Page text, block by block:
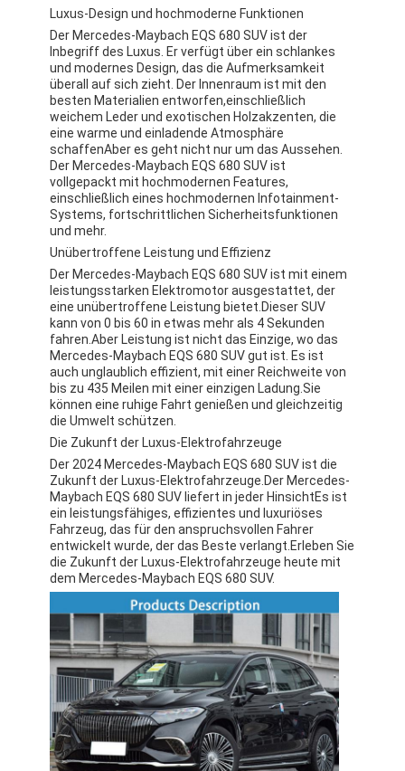
Zu Hause
Produkte
Videos
Luxus-Design und hochmoderne Funktionen
Der Mercedes-Maybach EQS 680 SUV ist der
Inbegriff des Luxus. Er verfügt über ein schlankes
und modernes Design, das die Aufmerksamkeit
überall auf sich zieht. Der Innenraum ist mit den
besten Materialien entworfen,einschließlich
weichem Leder und exotischen Holzakzenten, die
eine warme und einladende Atmosphäre
schaffenAber es geht nicht nur um das Aussehen.
Der Mercedes-Maybach EQS 680 SUV ist
vollgepackt mit hochmodernen Features,
einschließlich eines hochmodernen Infotainment-
Systems, fortschrittlichen Sicherheitsfunktionen
und mehr.
Unübertroffene Leistung und Effizienz
Der Mercedes-Maybach EQS 680 SUV ist mit einem
leistungsstarken Elektromotor ausgestattet, der
eine unübertroffene Leistung bietet.Dieser SUV
kann von 0 bis 60 in etwas mehr als 4 Sekunden
fahren.Aber Leistung ist nicht das Einzige, wo das
Mercedes-Maybach EQS 680 SUV gut ist. Es ist
auch unglaublich effizient, mit einer Reichweite von
bis zu 435 Meilen mit einer einzigen Ladung.Sie
können eine ruhige Fahrt genießen und gleichzeitig
die Umwelt schützen.
Die Zukunft der Luxus-Elektrofahrzeuge
Der 2024 Mercedes-Maybach EQS 680 SUV ist die
Zukunft der Luxus-Elektrofahrzeuge.Der Mercedes-
Maybach EQS 680 SUV liefert in jeder HinsichtEs ist
ein leistungsfähiges, effizientes und luxuriöses
Fahrzeug, das für den anspruchsvollen Fahrer
entwickelt wurde, der das Beste verlangt.Erleben Sie
die Zukunft der Luxus-Elektrofahrzeuge heute mit
dem Mercedes-Maybach EQS 680 SUV.